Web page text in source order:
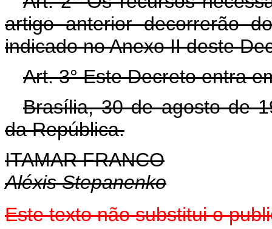
artigo anterior decorrerão
indicado no Anexo II deste
Art. 3° Este Decreto entra
Brasília, 30 de agosto de
da República.
ITAMAR FRANCO
Aléxis Stepanenko
Este texto não substitui o